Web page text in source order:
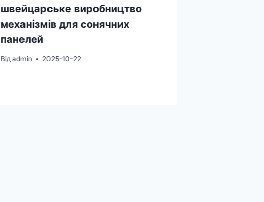
швейцарське виробництво
механізмів для сонячних
панелей
Від admin 2025-10-22